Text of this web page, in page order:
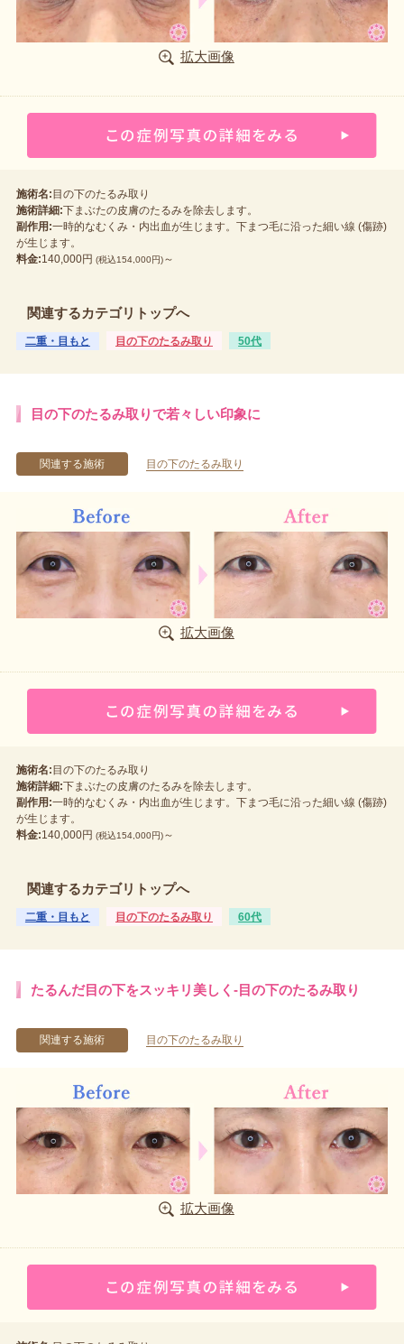
拡大画像
施術名: 目の下のたるみ取り
施術詳細:下まぶたの皮膚のたるみを除去します。
副作用:一時的なむくみ・内出血が生じます。下まつ毛に沿った細い線 (傷跡)
が生じます。
料金:140,000円 (税込154,000円)～
関連するカテゴリトップへ
二重・目もと 目の下のたるみ取り 50代
目の下のたるみ取りで若々しい印象に
関連する施術 目の下のたるみ取り
拡大画像
施術名: 目の下のたるみ取り
施術詳細:下まぶたの皮膚のたるみを除去します。
副作用:一時的なむくみ・内出血が生じます。下まつ毛に沿った細い線 (傷跡)
が生じます。
料金:140,000円 (税込154,000円)～
関連するカテゴリトップへ
二重・目もと 目の下のたるみ取り 60代
たるんだ目の下をスッキリ美しく-目の下のたるみ取り
関連する施術 目の下のたるみ取り
拡大画像